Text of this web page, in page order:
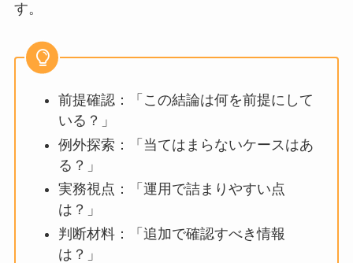
す。
前提確認：「この結論は何を前提にして
いる？」
例外探索：「当てはまらないケースはあ
る？」
実務視点：「運用で詰まりやすい点
は？」
判断材料：「追加で確認すべき情報
は？」